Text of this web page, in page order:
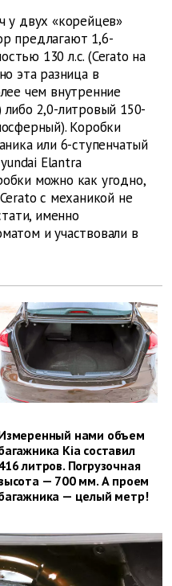
у двух «корейцев»
предлагают 1,6-
130 л.с. (Cerato на
эта разница в
чем внутренние
2,0-литровый 150-
Коробки
или 6-ступенчатый
Elantra
можно как угодно,
с механикой не
именно
и участвовали в
нами объем
Kia составил
литров. Погрузочная
— 700 мм. А проем
— целый метр!